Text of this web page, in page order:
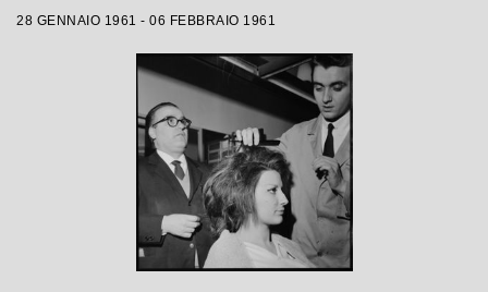
28 GENNAIO 1961 - 06 FEBBRAIO 1961